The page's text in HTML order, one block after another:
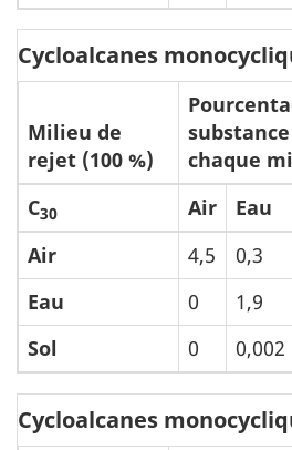
Cycloalcanes
Milieu de
rejet (100 %)
chaque
C30 Air Eau
Air
4,5 0,3
Eau
0 1,9
Sol
0 0,002
Cycloalcanes